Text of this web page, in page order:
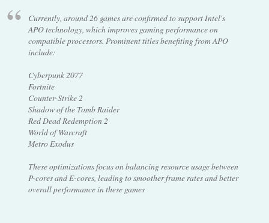
Currently, around 26 games are confirmed to support Intel's
APO technology, which improves gaming performance on
compatible processors. Prominent titles benefiting from APO
include:
Cyberpunk 2077
Fortnite
Counter-Strike 2
Shadow of the Tomb Raider
Red Dead Redemption 2
World of Warcraft
Metro Exodus
These optimizations focus on balancing resource usage between
P-cores and E-cores, leading to smoother frame rates and better
overall performance in these games